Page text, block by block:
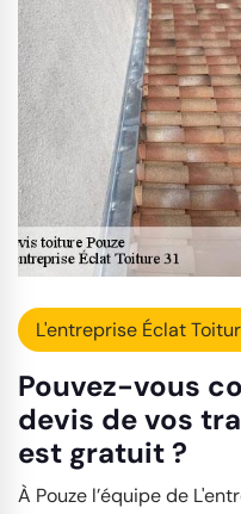
L'entreprise Éclat
Pouvez-vous
devis de vos
est gratuit ?
À Pouze l’équipe de